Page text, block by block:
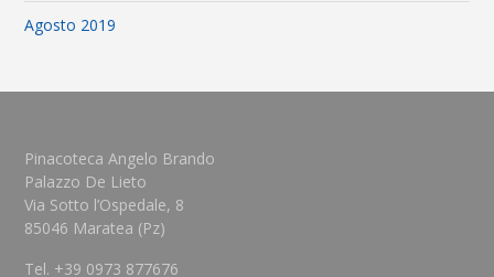
Agosto 2019
Pinacoteca Angelo Brando
Palazzo De Lieto
Via Sotto l’Ospedale, 8
85046 Maratea (Pz)
Tel. +39 0973 877676